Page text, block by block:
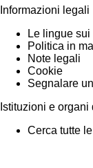
Informazioni legali
Le lingue
Politica in
Note legali
Cookie
Segnalare
Istituzioni e organi
Cerca tutte